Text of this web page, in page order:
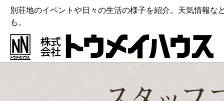
別荘地のイベントや日々の生活の様子を紹介。天気情報な
も。